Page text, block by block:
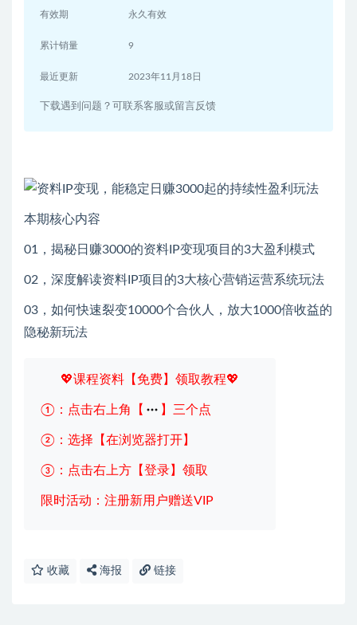
有效期 永久有效
累计销量 9
最近更新 2023年11月18日
下载遇到问题？可联系客服或留言反馈
本期核心内容
01，揭秘日赚3000的资料IP变现项目的3大盈利模式
02，深度解读资料IP项目的3大核心营销运营系统玩法
03，如何快速裂变10000个合伙人，放大1000倍收益的
隐秘新玩法
💖课程资料【免费】领取教程💖
①：点击右上角【 】三个点
②：选择【在浏览器打开】
③：点击右上方【登录】领取
限时活动：注册新用户赠送VIP
收藏 海报 链接